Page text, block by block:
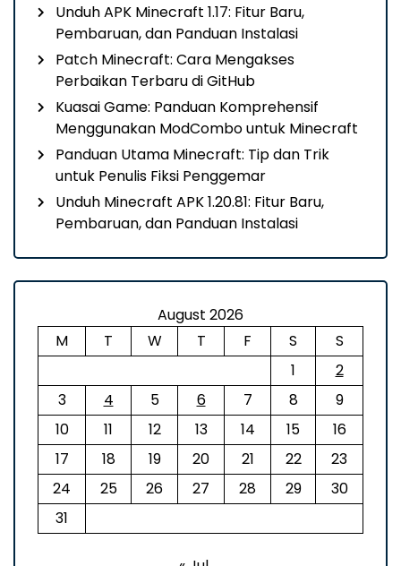
Unduh APK Minecraft 1.17: Fitur Baru,
Pembaruan, dan Panduan Instalasi
Patch Minecraft: Cara Mengakses
Perbaikan Terbaru di GitHub
Kuasai Game: Panduan Komprehensif
Menggunakan ModCombo untuk Minecraft
Panduan Utama Minecraft: Tip dan Trik
untuk Penulis Fiksi Penggemar
Unduh Minecraft APK 1.20.81: Fitur Baru,
Pembaruan, dan Panduan Instalasi
August 2026
M
T W T F S
S
1
2
3
4 5 6 7 8
9
10
11 12 13 14 15
16
17
18 19 20 21 22
23
24
25 26 27 28 29
30
31